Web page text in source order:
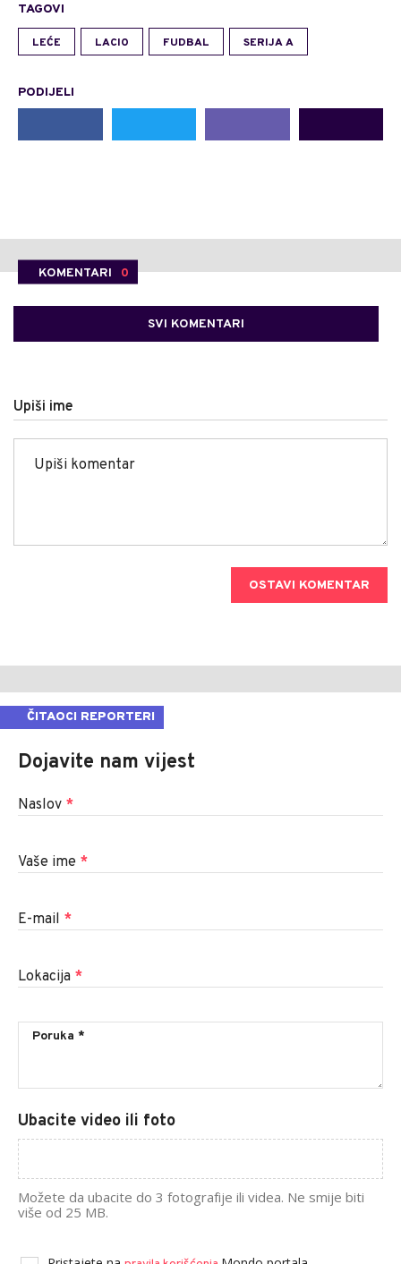
TAGOVI
LEĆE LACIO FUDBAL SERIJA A
PODIJELI
KOMENTARI 0
SVI KOMENTARI
Upiši ime
OSTAVI KOMENTAR
ČITAOCI REPORTERI
Dojavite nam vijest
Naslov *
Vaše ime *
E-mail *
Lokacija *
Ubacite video ili foto
Možete da ubacite do 3 fotografije ili videa. Ne smije biti
više od 25 MB.